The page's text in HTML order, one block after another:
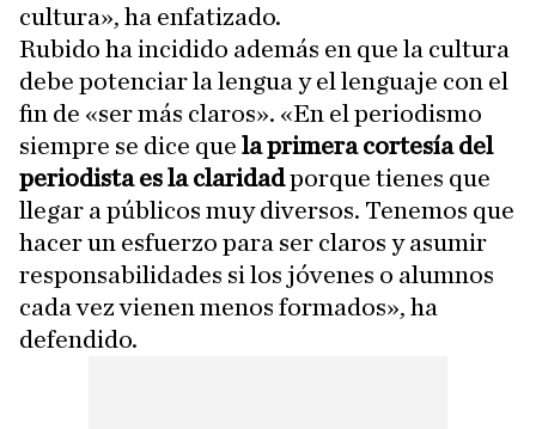
cultura», ha enfatizado.
Rubido ha incidido además en que la cultura
debe potenciar la lengua y el lenguaje con el
fin de «ser más claros». «En el periodismo
siempre se dice que la primera cortesía del
periodista es la claridadporque tienes que
llegar a públicos muy diversos. Tenemos que
hacer un esfuerzo para ser claros y asumir
responsabilidades si los jóvenes o alumnos
cada vez vienen menos formados», ha
defendido.